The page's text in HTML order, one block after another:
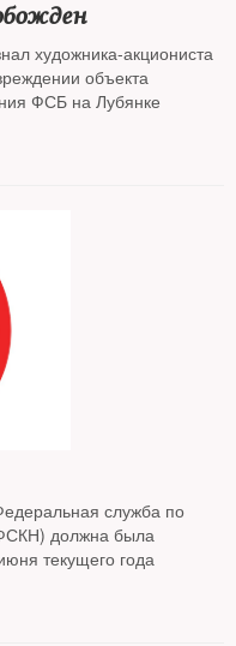
художника-акциониста
объекта
ФСБ на Лубянке
служба по
должна была
текущего года